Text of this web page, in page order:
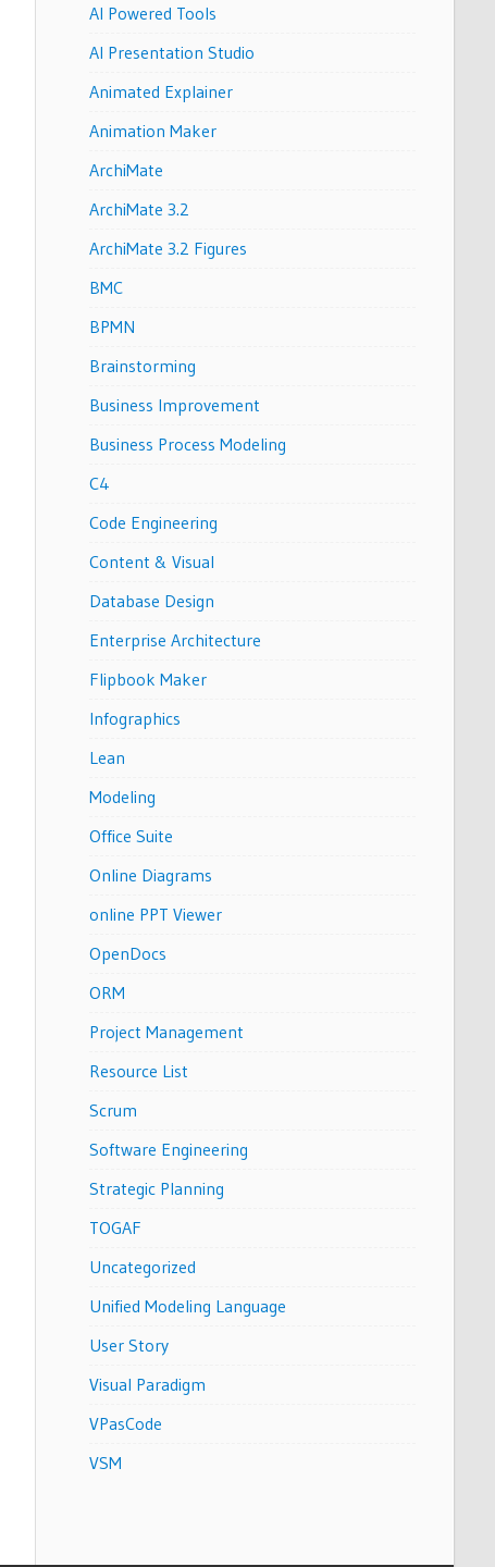
AI Powered Tools
AI Presentation Studio
Animated Explainer
Animation Maker
ArchiMate
ArchiMate 3.2
ArchiMate 3.2 Figures
BMC
BPMN
Brainstorming
Business Improvement
Business Process Modeling
C4
Code Engineering
Content & Visual
Database Design
Enterprise Architecture
Flipbook Maker
Infographics
Lean
Modeling
Office Suite
Online Diagrams
online PPT Viewer
OpenDocs
ORM
Project Management
Resource List
Scrum
Software Engineering
Strategic Planning
TOGAF
Uncategorized
Unified Modeling Language
User Story
Visual Paradigm
VPasCode
VSM